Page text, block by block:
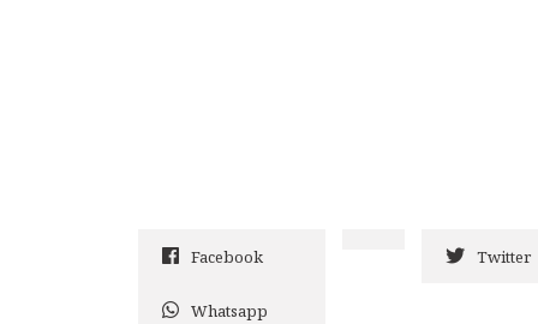
Facebook Twitter
Whatsapp